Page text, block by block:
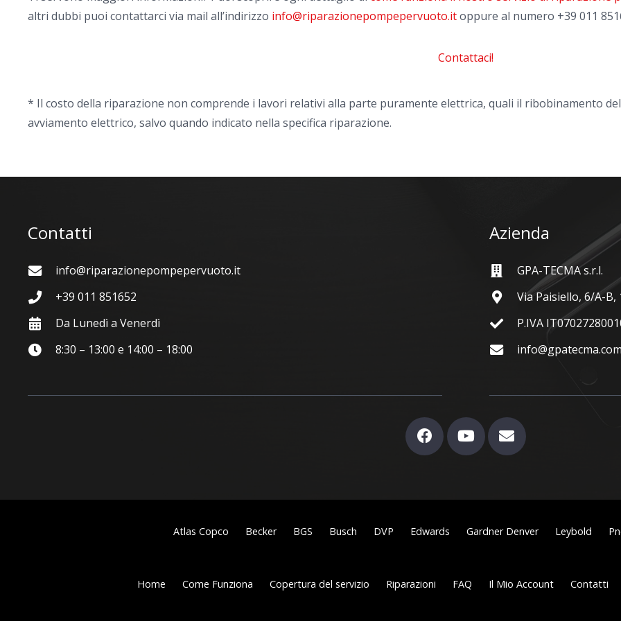
altri dubbi puoi contattarci via mail all’indirizzo info@riparazionepompepervuoto.itoppure al numero +39 011
Contattaci!
* Il costo della riparazione non comprende i lavori relativi alla parte puramente elettrica, quali il ribobinamento
avviamento elettrico, salvo quando indicato nella specifica riparazione.
Contatti
info@riparazionepompepervuoto.it
+39 011 851652
Da Lunedì a Venerdì
8:30 – 13:00 e 14:00 – 18:00
Azienda
GPA-TECMA s.r.l.
Via Paisiello, 6/A-
P.IVA
Atlas Copco Becker BGS Busch DVP Edwards Gardner Denver Leybold
Home Come Funziona Copertura del servizio Riparazioni FAQ Il Mio Account Contatti